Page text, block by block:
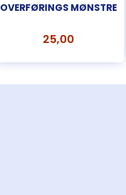
OVERFØRINGS MØNSTRE
25,00